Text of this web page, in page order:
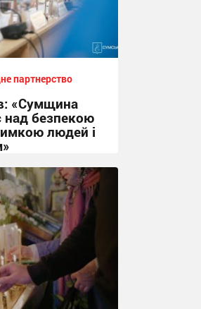
партнерство
«Сумщина
безпекою
людей і